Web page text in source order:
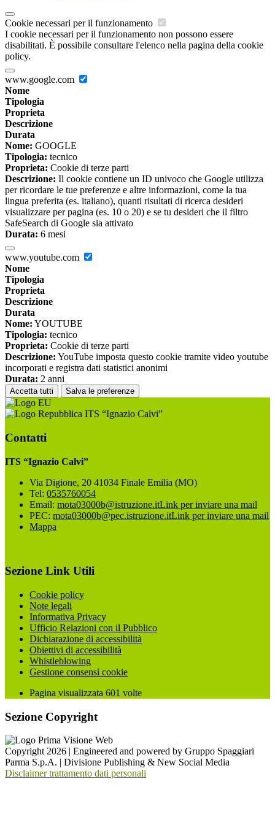
Cookie necessari per il funzionamento
I cookie necessari per il funzionamento non possono essere
disabilitati. È possibile consultare l'elenco nella pagina della cookie
policy.
www.google.com
Nome
Tipologia
Proprieta
Descrizione
Durata
Nome: GOOGLE
Tipologia: tecnico
Proprieta: Cookie di terze parti
Descrizione: Il cookie contiene un ID univoco che Google utilizza
per ricordare le tue preferenze e altre informazioni, come la tua
lingua preferita (es. italiano), quanti risultati di ricerca desideri
visualizzare per pagina (es. 10 o 20) e se tu desideri che il filtro
SafeSearch di Google sia attivato
Durata: 6 mesi
www.youtube.com
Nome
Tipologia
Proprieta
Descrizione
Durata
Nome: YOUTUBE
Tipologia: tecnico
Proprieta: Cookie di terze parti
Descrizione: YouTube imposta questo cookie tramite video youtube
incorporati e registra dati statistici anonimi
Durata: 2 anni
Accetta tutti Salva le preferenze
ITS “Ignazio Calvi”
Contatti
ITS “Ignazio Calvi”
Via Digione, 20 41034 Finale Emilia (MO)
Tel: 0535760054
Email: mota03000b@istruzione.itLink per inviare una mail
PEC: mota03000b@pec.istruzione.itLink per inviare una mail
Mappa
Sezione Link Utili
Cookie policy
Note legali
Informativa Privacy
Ufficio Relazioni con il Pubblico
Dichiarazione di accessibilità
Obiettivi di accessibilità
Whistleblowing
Gestione consensi cookie
Pagina visualizzata 601 volte
Sezione Copyright
Copyright 2026 | Engineered and powered by Gruppo Spaggiari
Parma S.p.A. | Divisione Publishing & New Social Media
Disclaimer trattamento dati personali